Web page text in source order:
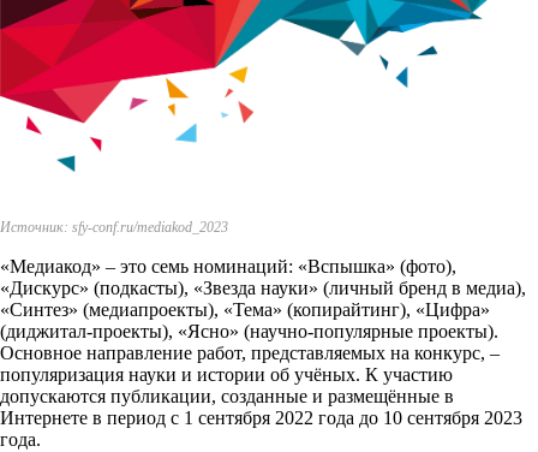
Источник: sfy-conf.ru/mediakod_2023
«Медиакод» – это семь номинаций: «Вспышка» (фото),
«Дискурс» (подкасты), «Звезда науки» (личный бренд в медиа),
«Синтез» (медиапроекты), «Тема» (копирайтинг), «Цифра»
(диджитал-проекты), «Ясно» (научно-популярные проекты).
Основное направление работ, представляемых на конкурс, –
популяризация науки и истории об учёных. К участию
допускаются публикации, созданные и размещённые в
Интернете в период с 1 сентября 2022 года до 10 сентября 2023
года.